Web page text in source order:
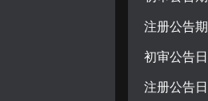
注册公告
初审公告
注册公告